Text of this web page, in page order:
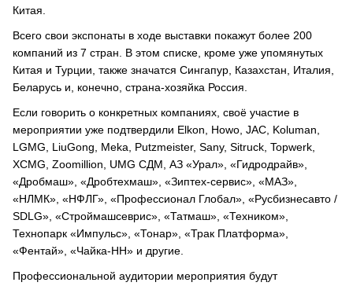
Китая.
Всего свои экспонаты в ходе выставки покажут более 200
компаний из 7 стран. В этом списке, кроме уже упомянутых
Китая и Турции, также значатся Сингапур, Казахстан, Италия,
Беларусь и, конечно, страна-хозяйка Россия.
Если говорить о конкретных компаниях, своё участие в
мероприятии уже подтвердили Elkon, Howo, JAC, Koluman,
LGMG, LiuGong, Meka, Putzmeister, Sany, Sitruck, Topwerk,
XCMG, Zoomillion, UMG СДМ, АЗ «Урал», «Гидродрайв»,
«Дробмаш», «Дробтехмаш», «Зиптех-сервис», «МАЗ»,
«НЛМК», «НФЛГ», «Профессионал Глобал», «Русбизнесавто /
SDLG», «Строймашсеврис», «Татмаш», «Техником»,
Технопарк «Импульс», «Тонар», «Трак Платформа»,
«Фентай», «Чайка-НН» и другие.
Профессиональной аудитории мероприятия будут